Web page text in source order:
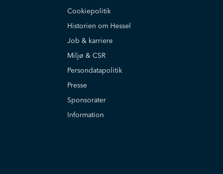
Cookiepolitik
Historien om Hessel
Job & karriere
Miljø & CSR
Persondatapolitik
Presse
Sponsorater
Information